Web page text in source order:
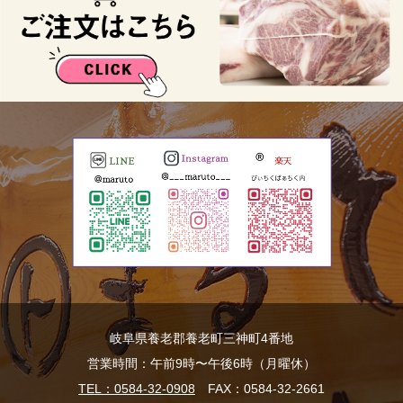
岐阜県養老郡養老町三神町4番地
営業時間：午前9時〜午後6時（月曜休）
TEL：0584-32-0908 FAX：0584-32-2661